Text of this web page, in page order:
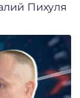
Пихуля